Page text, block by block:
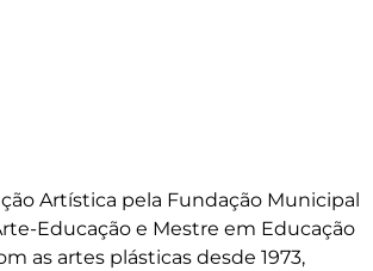
Artística pela Fundação Municipal
Educação e Mestre em Educação
as artes plásticas desde 1973,